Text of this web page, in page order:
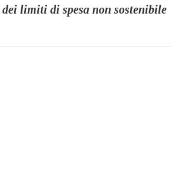
limiti di spesa non sostenibile